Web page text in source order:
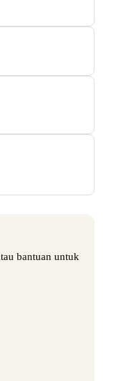
bantuan untuk